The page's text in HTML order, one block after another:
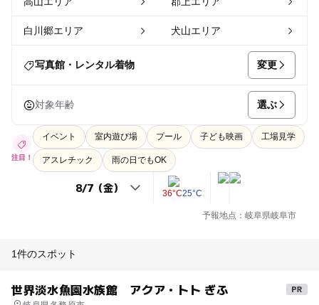
白川郷エリア 犬山エリア
写真館・レンタル着物 変更
対象年齢 選ぶ
注目！
イベント 室内遊び場 プール 子ども映画 工場見学
アスレチック 雨の日でもOK
36°C25°C
予報地点：岐阜県岐阜市
1件のスポット
世界淡水魚園水族館 アクア・トト ぎふ